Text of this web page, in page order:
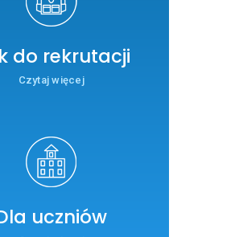
do rekrutacji
Czytaj więcej
uczniów